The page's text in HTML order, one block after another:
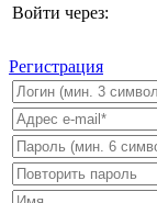
Войти через:
Регистрация